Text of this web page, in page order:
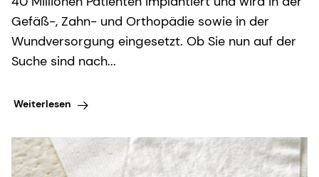
Gefäß-, Zahn- und Orthopädie sowie in der
Wundversorgung eingesetzt. Ob Sie nun auf der
Suche sind nach...
Weiterlesen